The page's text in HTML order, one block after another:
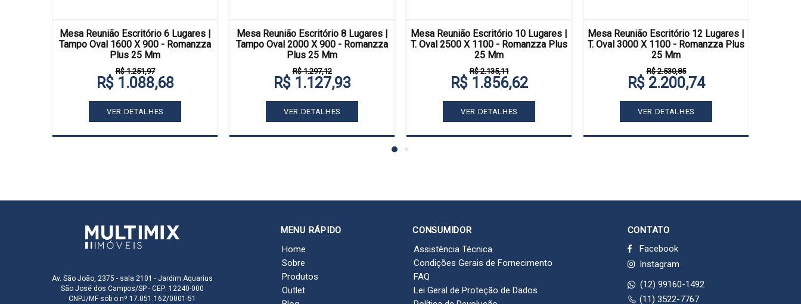
Mesa Reunião Escritório 6 Lugares |
Tampo Oval 1600 X 900 - Romanzza
Plus 25 Mm
R$ 1.251,97
R$ 1.088,68
VER DETALHES
Mesa Reunião Escritório 8 Lugares |
Tampo Oval 2000 X 900 - Romanzza
Plus 25 Mm
R$ 1.297,12
R$ 1.127,93
VER DETALHES
Mesa Reunião Escritório 10 Lugares |
T. Oval 2500 X 1100 - Romanzza Plus
25 Mm
R$ 2.135,11
R$ 1.856,62
VER DETALHES
Mesa Reunião Escritório 12 Lugares |
T. Oval 3000 X 1100 - Romanzza Plus
25 Mm
R$ 2.530,85
R$ 2.200,74
VER DETALHES
Av. São João, 2375 - sala 2101 - Jardim Aquarius
São José dos Campos/SP - CEP: 12240-000
CNPJ/MF sob o nº 17.051.162/0001-51
MENU RÁPIDO
Home
Sobre
Produtos
Outlet
CONSUMIDOR
Assistência Técnica
Condições Gerais de Fornecimento
FAQ
Lei Geral de Proteção de Dados
CONTATO
Facebook
Instagram
(12) 99160-1492
(11) 3522-7767